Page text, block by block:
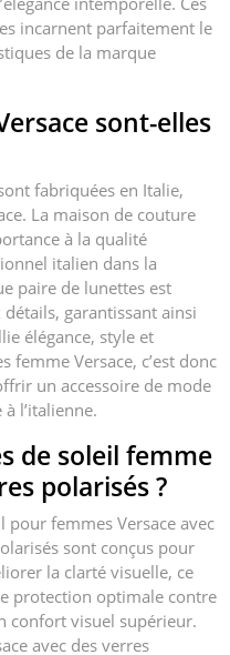
incarnent parfaitement le
de la marque
sont-elles
fabriquées en Italie,
La maison de couture
à la qualité
italien dans la
paire de lunettes est
garantissant ainsi
élégance, style et
Versace, c’est donc
un accessoire de mode
l’italienne.
de soleil femme
polarisés ?
pour femmes Versace avec
sont conçus pour
la clarté visuelle, ce
protection optimale contre
confort visuel supérieur.
avec des verres